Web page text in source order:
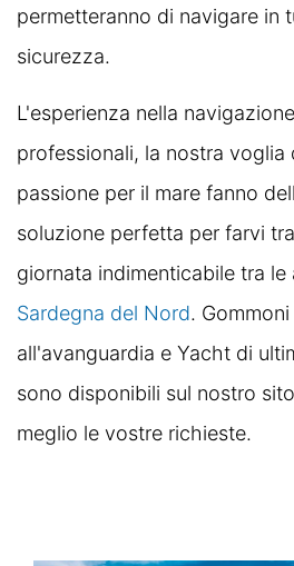
permetteranno di navigare in
sicurezza.
L'esperienza nella
professionali, la nostra voglia
passione per il mare fanno
soluzione perfetta per farvi
giornata indimenticabile tra le
Sardegna del Nord.
all'avanguardia e Yacht di
sono disponibili sul nostro
meglio le vostre richieste.